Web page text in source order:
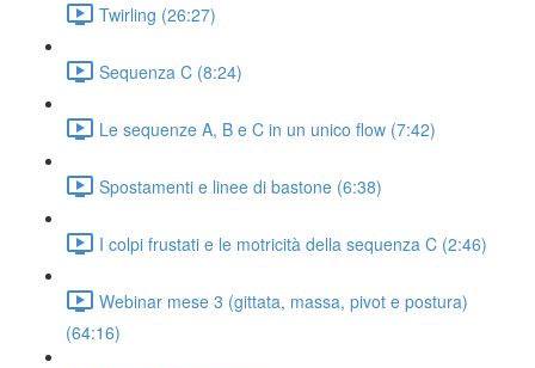
Twirling (26:27)
Sequenza C (8:24)
Le sequenze A, B e C in un unico flow (7:42)
Spostamenti e linee di bastone (6:38)
I colpi frustati e le motricità della sequenza C (2:46)
Webinar mese 3 (gittata, massa, pivot e postura)
(64:16)